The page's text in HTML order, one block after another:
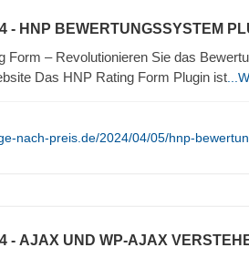
- HNP BEWERTUNGSSYSTEM
Form – Revolutionieren Sie das
Das HNP Rating Form Plugin ist
nach-preis.de/2024/04/05/hnp-
- AJAX UND WP-AJAX